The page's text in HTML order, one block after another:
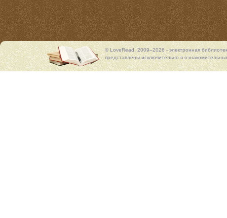
© LoveRead, 2009–2026 - электронная
представлены исключительно в